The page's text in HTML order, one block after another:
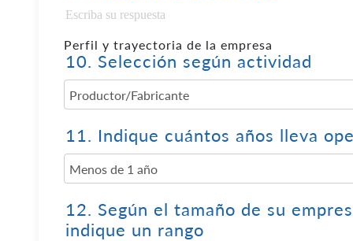
Perfil y trayectoria de la empresa
10. Selección según actividad
11. Indique cuántos años lleva
12. Según el tamaño de su
indique un rango